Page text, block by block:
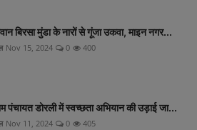
बिरसा मुंडा के नारों से गूंजा उकवा, माइन नगर...
Nov 15, 2024 0 400
पंचायत डोरली में स्वच्छता अभियान की उड़ाई जा...
Nov 11, 2024 0 405